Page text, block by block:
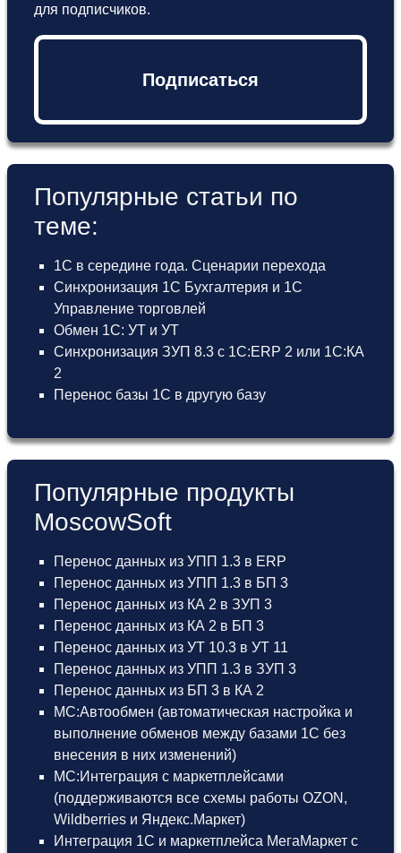
для подписчиков.
Подписаться
Популярные статьи по
теме:
1С в середине года. Сценарии перехода
Синхронизация 1С Бухгалтерия и 1С
Управление торговлей
Обмен 1С: УТ и УТ
Синхронизация ЗУП 8.3 с 1С:ERP 2 или 1С:КА
2
Перенос базы 1С в другую базу
Популярные продукты
MoscowSoft
Перенос данных из УПП 1.3 в ERP
Перенос данных из УПП 1.3 в БП 3
Перенос данных из КА 2 в ЗУП 3
Перенос данных из КА 2 в БП 3
Перенос данных из УТ 10.3 в УТ 11
Перенос данных из УПП 1.3 в ЗУП 3
Перенос данных из БП 3 в КА 2
МС:Автообмен (автоматическая настройка и
выполнение обменов между базами 1С без
внесения в них изменений)
МС:Интеграция с маркетплейсами
(поддерживаются все схемы работы OZON,
Wildberries и Яндекс.Маркет)
Интеграция 1С и маркетплейса МегаМаркет с